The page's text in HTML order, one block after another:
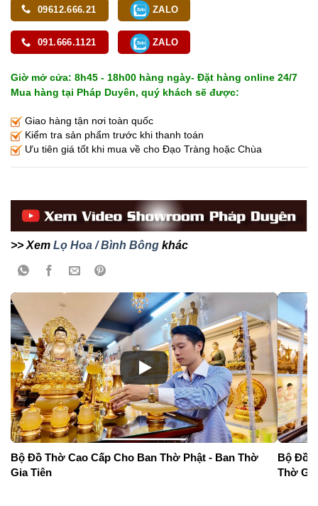
09612.666.21 ZALO
091.666.1121 ZALO
Giờ mở cửa: 8h45 - 18h00 hàng ngày- Đặt hàng online 24/7
Mua hàng tại Pháp Duyên, quý khách sẽ được:
Giao hàng tận nơi toàn quốc
Kiểm tra sản phẩm trước khi thanh toán
Ưu tiên giá tốt khi mua về cho Đạo Tràng hoặc Chùa
>> Xem Lọ Hoa / Bình Bông khác
Bộ Đồ Thờ Cao Cấp Cho Ban Thờ Phật - Ban Thờ
Gia Tiên
Bộ Đồ
Thờ